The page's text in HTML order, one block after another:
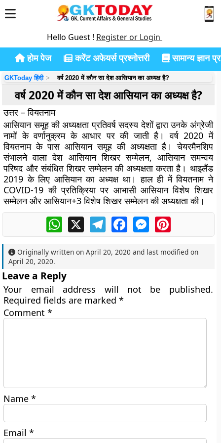
Hello Guest ! Register or Login
होम पेज करेंट अफेयर्स प्रश्नोत्तरी सामान्य ज्ञान
GKToday हिंदी वर्ष 2020 में कौन सा देश आसियान का अध्यक्ष है?
वर्ष 2020 में कौन सा देश आसियान का अध्यक्ष है?
उत्तर – वियतनाम
आसियान समूह की अध्यक्षता प्रतिवर्ष सदस्य देशों द्वारा उनके अंग्रेजी
नामों के वर्णानुक्रम के आधार पर की जाती है। वर्ष 2020 में
वियतनाम के पास आसियान समूह की अध्यक्षता है। चेयरमैनशिप
संभालने वाला देश आसियान शिखर सम्मेलन, आसियान समन्वय
परिषद और संबंधित शिखर सम्मेलन की अध्यक्षता करता है। थाइलैंड
2019 के लिए आसियान का अध्यक्ष था। हाल ही में वियतनाम ने
COVID-19 की प्रतिक्रिया पर आभासी आसियान विशेष शिखर
सम्मेलन और आसियान+3 विशेष शिखर सम्मेलन की अध्यक्षता की।
WhatsApp
X TelegramFacebookMessengerPinterest
Originally written onApril 20, 2020 and last modified on
April 20, 2020.
Leave a Reply
Your email address will not be published.
Required fields are marked*
Comment*
Name*
Email*